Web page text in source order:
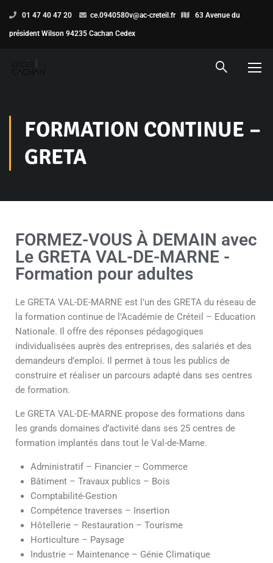
01 47 40 47 20 ce.0940580v@ac-creteil.fr 63 Avenue du
président Wilson 94235 Cachan Cedex
FORMATION CONTINUE –
GRETA
FORMEZ-VOUS À DEMAIN avec
Le GRETA VAL-DE-MARNE -
Formation pour adultes
Le GRETA VAL-DE-MARNE est l’un des GRETA du réseau de
la formation continue de l’Académie de Créteil – Education
Nationale. Il offre des réponses pédagogiques
individualisées auprès des entreprises, des salariés et des
demandeurs d’emploi. Il permet à tous les publics de
construire et réaliser un parcours adapté dans ses centres
de formation.
Le GRETA VAL-DE-MARNE propose des formations dans
les grands domaines d’activité dans ses 25 centres de
formation implantés dans tout le Val-de-Marne.
Administratif – Financier – Commerce
Bâtiment – Travaux publics – Bois
Comptabilité-Gestion
Compétence traverses – Insertion
Hôtellerie – Restauration – Tourisme
Horticulture – Paysage
Industrie – Maintenance – Génie Climatique